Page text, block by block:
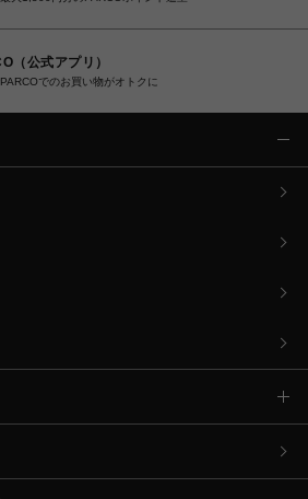
（公式アプリ）
でのお買い物がオトクに